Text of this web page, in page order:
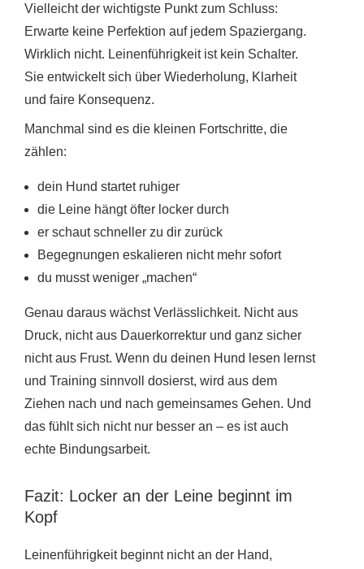
Vielleicht der wichtigste Punkt zum Schluss:
Erwarte keine Perfektion auf jedem Spaziergang.
Wirklich nicht. Leinenführigkeit ist kein Schalter.
Sie entwickelt sich über Wiederholung, Klarheit
und faire Konsequenz.
Manchmal sind es die kleinen Fortschritte, die
zählen:
dein Hund startet ruhiger
die Leine hängt öfter locker durch
er schaut schneller zu dir zurück
Begegnungen eskalieren nicht mehr sofort
du musst weniger „machen“
Genau daraus wächst Verlässlichkeit. Nicht aus
Druck, nicht aus Dauerkorrektur und ganz sicher
nicht aus Frust. Wenn du deinen Hund lesen lernst
und Training sinnvoll dosierst, wird aus dem
Ziehen nach und nach gemeinsames Gehen. Und
das fühlt sich nicht nur besser an – es ist auch
echte Bindungsarbeit.
Fazit: Locker an der Leine beginnt im
Kopf
Leinenführigkeit beginnt nicht an der Hand,